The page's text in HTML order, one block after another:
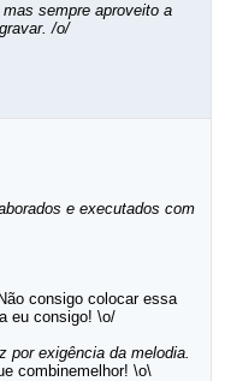
sempre aproveito a
/o/
e executados com
consigo colocar essa
eu consigo! \o/
por exigência da melodia.
combinemelhor! \o\